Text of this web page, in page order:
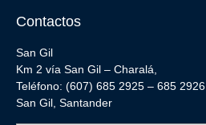
Contactos
San Gil
Km 2 vía San Gil – Charalá,
Teléfono: (607) 685 2925 – 685 2926
San Gil, Santander